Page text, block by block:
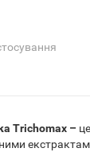
Trichomax –